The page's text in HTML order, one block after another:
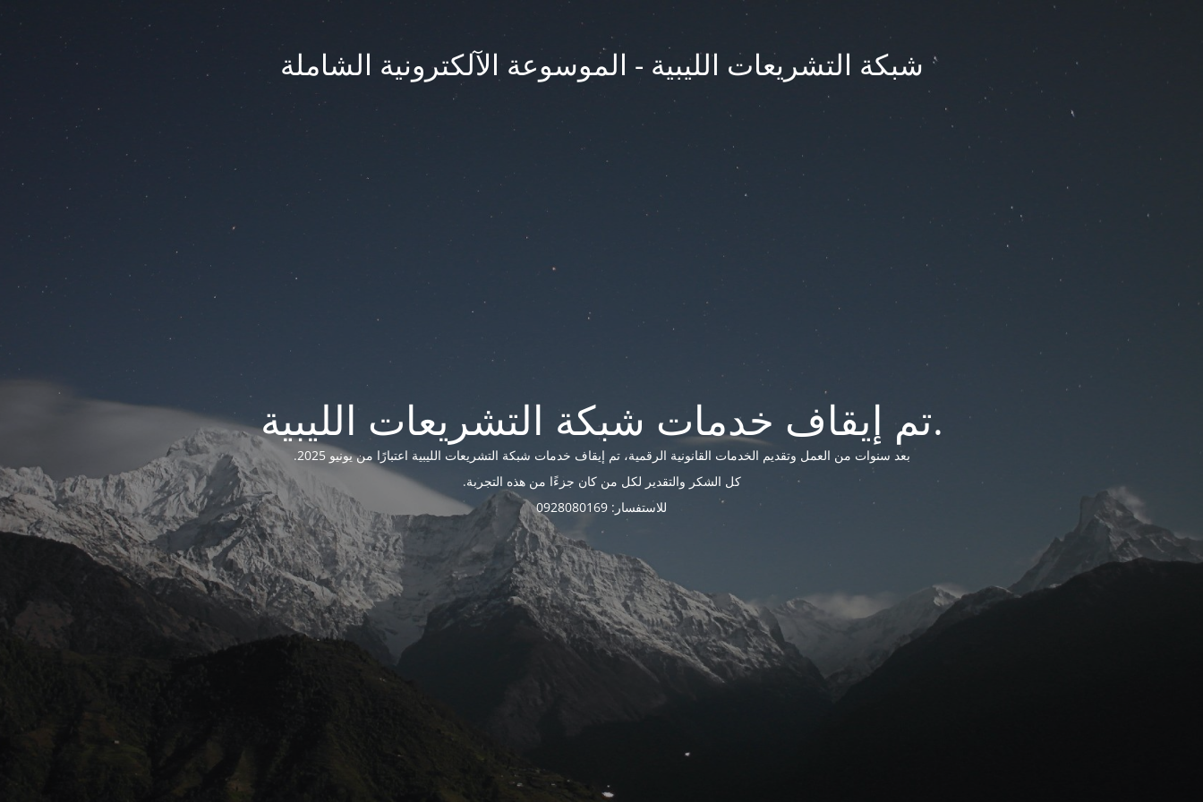
شبكة التشريعات الليبية - الموسوعة الآلكترونية الشاملة
تم إيقاف خدمات شبكة التشريعات الليبية.
بعد سنوات من العمل وتقديم الخدمات القانونية الرقمية، تم إيقاف خدمات شبكة التشريعات الليبية اعتبارًا من يونيو 2025.
كل الشكر والتقدير لكل من كان جزءًا من هذه التجربة.
للاستفسار: 0928080169